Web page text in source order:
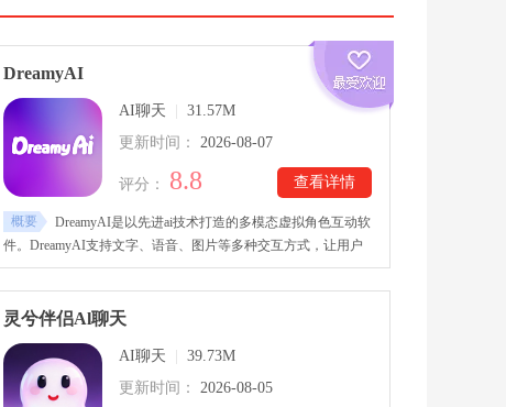
DreamyAI
AI聊天
31.57M
更新时间：
2026-08-07
查看详情
评分： 8.8
概要
DreamyAI是以先进ai技术打造的多模态虚拟角色互动软
件。DreamyAI支持文字、语音、图片等多种交互方式，让用户
能够和ai角色有更多样的活动体验。DreamyAI提供大量风格迥异
的ai角色供选择，每个角色都有不同的人设和交流方式。软件也
提供多种故事模板与创作工具，用户可以围绕已有剧情自由发
灵兮伴侣Al聊天
AI聊天
39.73M
更新时间：
2026-08-05